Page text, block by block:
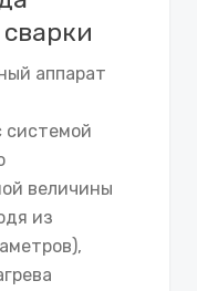
аппарат
системой
величины
из